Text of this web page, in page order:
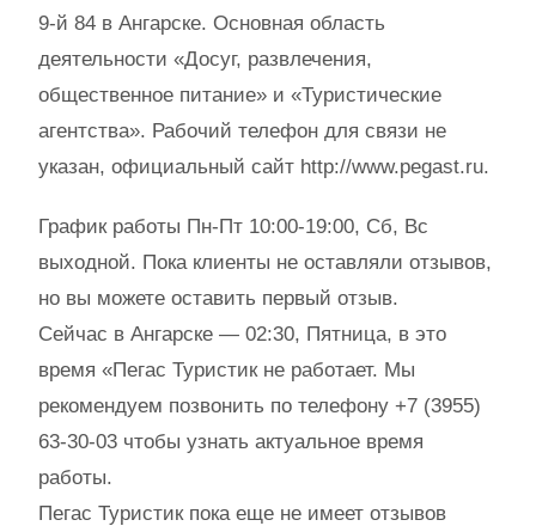
9-й 84 в Ангарске. Основная область
деятельности «Досуг, развлечения,
общественное питание» и «Туристические
агентства». Рабочий телефон для связи не
указан, официальный сайт http://www.pegast.ru.
График работы Пн-Пт 10:00-19:00, Сб, Вс
выходной. Пока клиенты не оставляли отзывов,
но вы можете оставить первый отзыв.
Сейчас в Ангарске — 02:30, Пятница, в это
время «Пегас Туристик не работает. Мы
рекомендуем позвонить по телефону +7 (3955)
63-30-03 чтобы узнать актуальное время
работы.
Пегас Туристик пока еще не имеет отзывов